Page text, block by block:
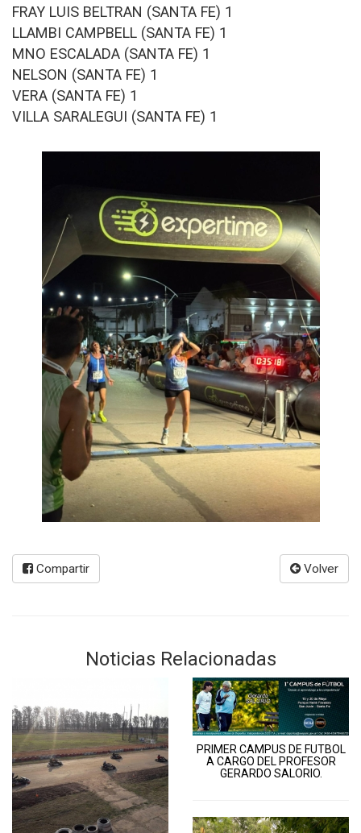
FRAY LUIS BELTRAN (SANTA FE) 1
LLAMBI CAMPBELL (SANTA FE) 1
MNO ESCALADA (SANTA FE) 1
NELSON (SANTA FE) 1
VERA (SANTA FE) 1
VILLA SARALEGUI (SANTA FE) 1
Compartir Volver
Noticias Relacionadas
PRIMER CAMPUS DE FUTBOL
A CARGO DEL PROFESOR
GERARDO SALORIO.